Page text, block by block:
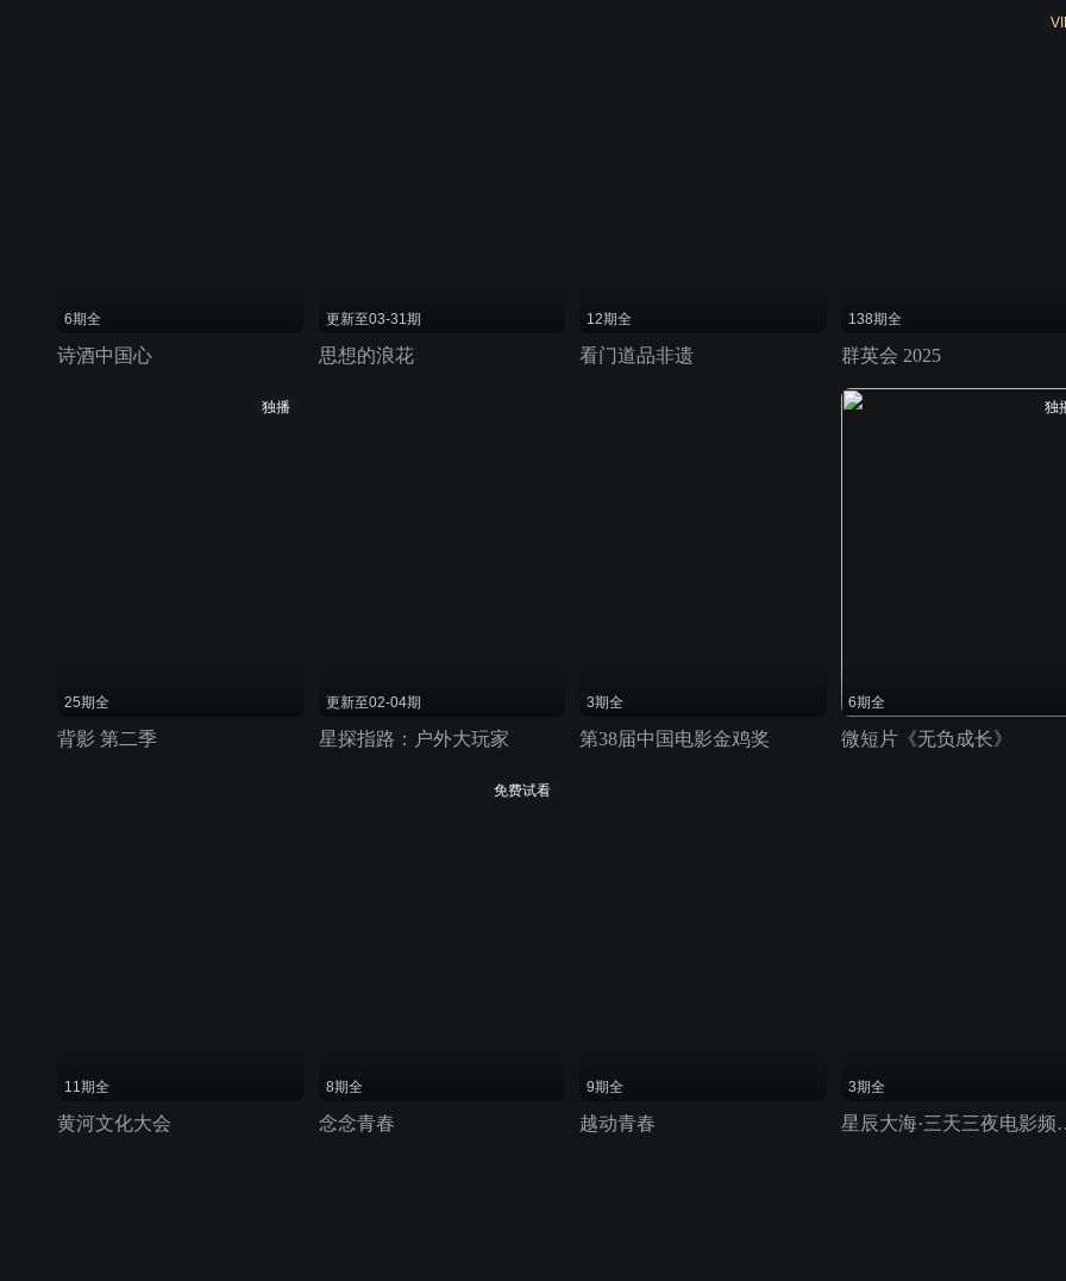
6期全
诗酒中国心
更新至03-31期
思想的浪花
12期全
看门道品非遗
138期全
群英会 2025
独播
25期全
背影 第二季
更新至02-04期
星探指路：户外大玩家
3期全
第38届中国电影金鸡奖
独
6期全
微短片《无负成长》
11期全
黄河文化大会
免费试看
8期全
念念青春
9期全
越动青春
3期全
星辰大海·三